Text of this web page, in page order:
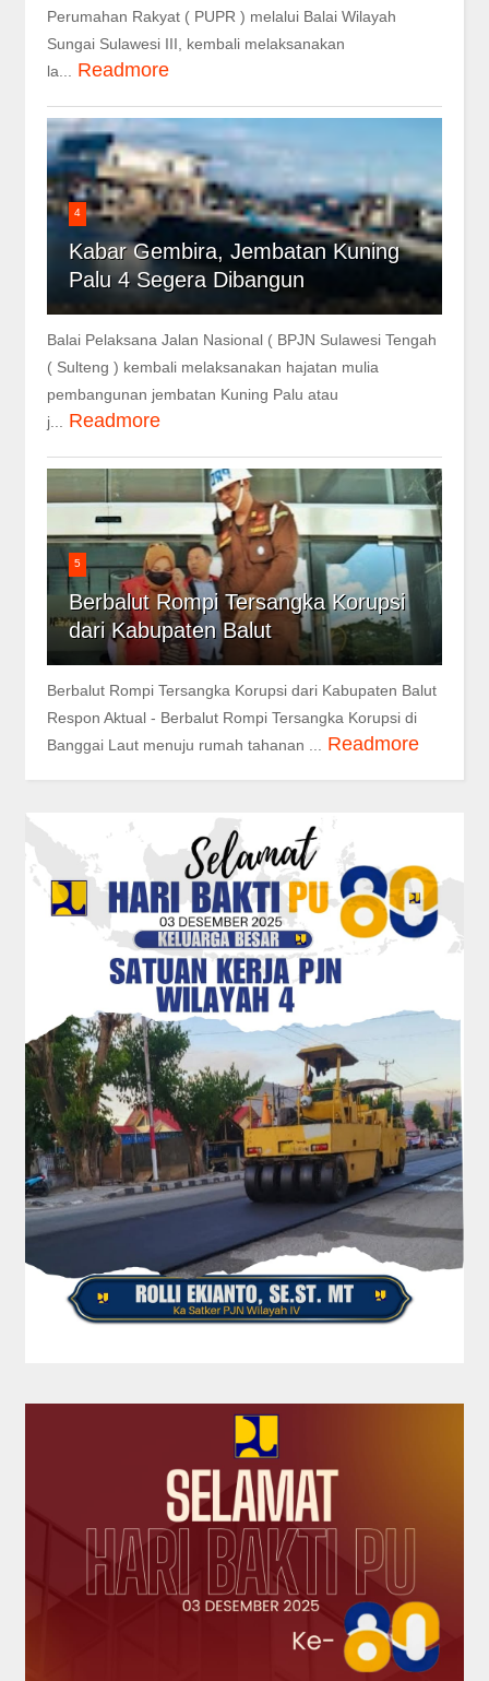
Perumahan Rakyat ( PUPR ) melalui Balai Wilayah
Sungai Sulawesi III, kembali melaksanakan
la...
Readmore
4
Kabar Gembira, Jembatan Kuning
Palu 4 Segera Dibangun
Balai Pelaksana Jalan Nasional ( BPJN Sulawesi Tengah
( Sulteng ) kembali melaksanakan hajatan mulia
pembangunan jembatan Kuning Palu atau
j...
Readmore
5
Berbalut Rompi Tersangka Korupsi
dari Kabupaten Balut
Berbalut Rompi Tersangka Korupsi dari Kabupaten Balut
Respon Aktual - Berbalut Rompi Tersangka Korupsi di
Banggai Laut menuju rumah tahanan ...
Readmore